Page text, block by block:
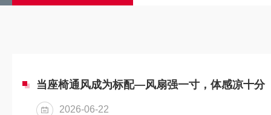
当座椅通风成为标配—风扇强一寸，体感凉十分
2026-06-22